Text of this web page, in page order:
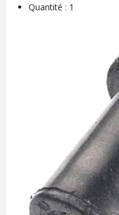
Quantité : 1